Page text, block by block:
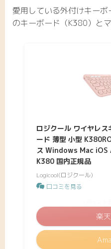
愛用している外付けキー
のキーボード（K380）と
ロジクール ワイヤレ
ード 薄型 小型
ス Windows Mac
K380 国内正規品
Logicool(ロジクール)
口コミを見る
楽